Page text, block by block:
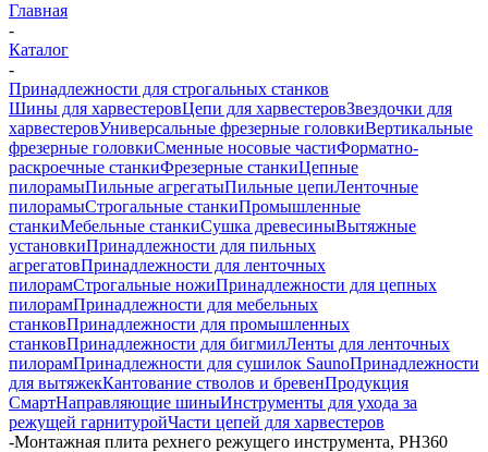
Главная
-
Каталог
-
Принадлежности для строгальных станков
Шины для харвестеровЦепи для харвестеровЗвездочки для
харвестеровУниверсальные фрезерные головкиВертикальные
фрезерные головкиСменные носовые частиФорматно-
раскроечные станкиФрезерные станкиЦепные
пилорамыПильные агрегатыПильные цепиЛенточные
пилорамыСтрогальные станкиПромышленные
станкиМебельные станкиСушка древесиныВытяжные
установкиПринадлежности для пильных
агрегатовПринадлежности для ленточных
пилорамСтрогальные ножиПринадлежности для цепных
пилорамПринадлежности для мебельных
станковПринадлежности для промышленных
станковПринадлежности для бигмилЛенты для ленточных
пилорамПринадлежности для сушилок SaunoПринадлежности
для вытяжекКантование стволов и бревенПродукция
СмартНаправляющие шиныИнструменты для ухода за
режущей гарнитуройЧасти цепей для харвестеров
-Монтажная плита рехнего режущего инструмента, PH360